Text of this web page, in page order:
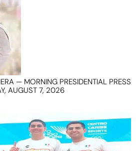
— MORNING PRESIDENTIAL PRESS
AUGUST 7, 2026